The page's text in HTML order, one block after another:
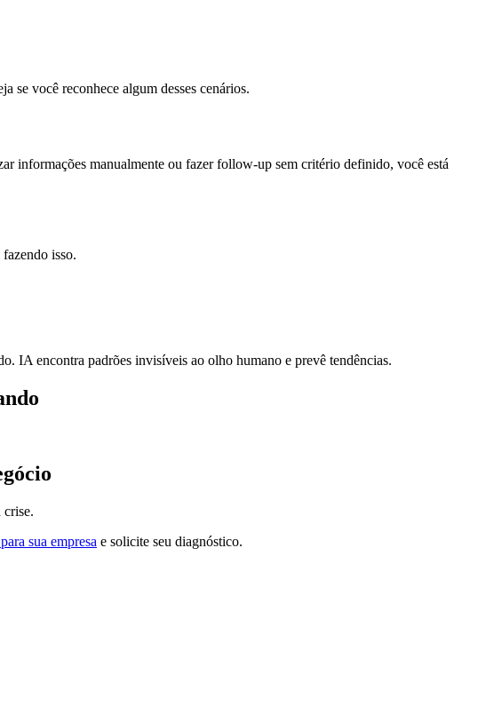
se você reconhece algum desses cenários.
informações manualmente ou fazer follow-up sem critério definido, você está
isso.
IA encontra padrões invisíveis ao olho humano e prevê tendências.
crise.
sua empresa e solicite seu diagnóstico.